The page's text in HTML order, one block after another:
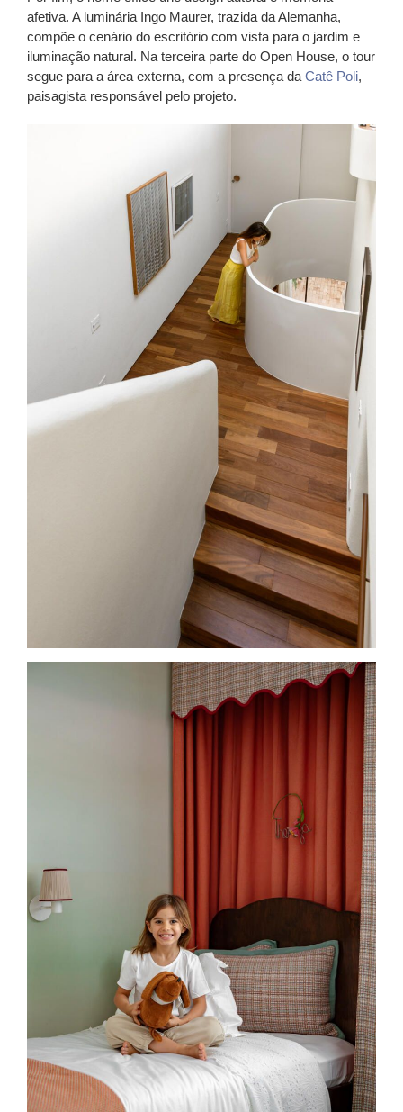
afetiva. A luminária Ingo Maurer, trazida da Alemanha,
compõe o cenário do escritório com vista para o jardim e
iluminação natural. Na terceira parte do Open House, o tour
segue para a área externa, com a presença da Catê Poli,
paisagista responsável pelo projeto.